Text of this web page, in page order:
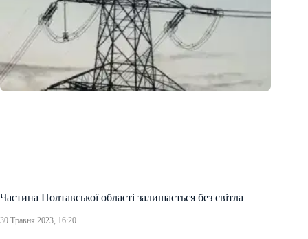
Частина Полтавської області залишається без світла
30 Травня 2023, 16:20